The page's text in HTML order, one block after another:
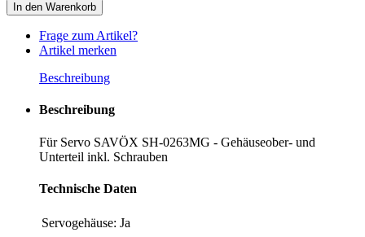
In den Warenkorb
Frage zum Artikel?
Artikel merken
Beschreibung
Beschreibung
Für Servo SAVÖX SH-0263MG - Gehäuseober- und
Unterteil inkl. Schrauben
Technische Daten
Servogehäuse: Ja